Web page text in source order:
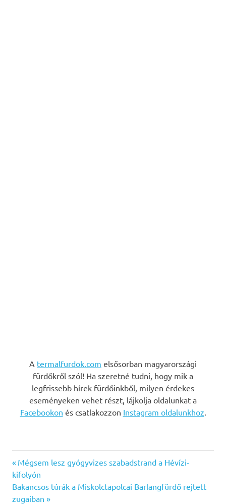
A termalfurdok.com elsősorban magyarországi
fürdőkről szól! Ha szeretné tudni, hogy mik a
legfrissebb hírek fürdőinkből, milyen érdekes
eseményeken vehet részt, lájkolja oldalunkat a
Facebookon és csatlakozzon Instagram oldalunkhoz.
Bejegyzés
navigáció
Previous
Post:
Mégsem lesz gyógyvizes szabadstrand a Hévízi-
kifolyón
Next
Post:
Bakancsos túrák a Miskolctapolcai Barlangfürdő rejtett
zugaiban